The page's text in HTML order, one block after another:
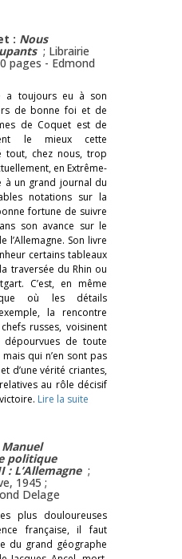
: Nous
; Librairie
pages - Edmond
a toujours eu à son
de bonne foi et de
de Coquet est de
le mieux cette
tout, chez nous, trop
en Extrême-
à un grand journal du
notations sur la
fortune de suivre
son avance sur le
l’Allemagne. Son livre
certains tableaux
traversée du Rhin ou
C’est, en même
où les détails
la rencontre
russes, voisinent
dépourvues de toute
qui n’en sont pas
d’une vérité criantes,
au rôle décisif
Lire la suite
Manuel
politique
: L’Allemagne ;
1945 ;
Delage
plus douloureuses
française, il faut
du grand géographe